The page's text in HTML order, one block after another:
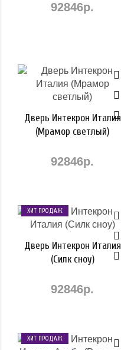
92846р.
Дверь Интекрон Италия
(Мрамор светлый)
92846р.
ХИТ ПРОДАЖ
Дверь Интекрон Италия
(Силк сноу)
92846р.
ХИТ ПРОДАЖ